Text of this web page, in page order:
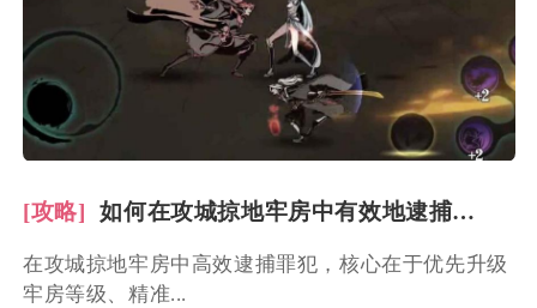
[攻略] 如何在攻城掠地牢房中有效地逮捕罪犯
在攻城掠地牢房中高效逮捕罪犯，核心在于优先升级
牢房等级、精准...